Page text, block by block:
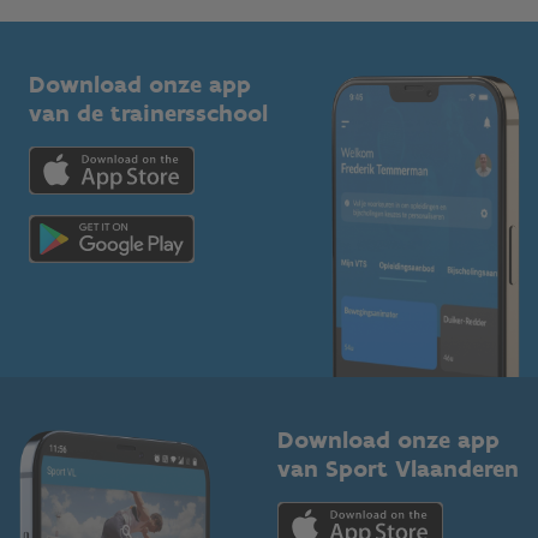
Bedrijven
Trainers en begeleiders
Topsporters
Vlaamse Trainersschool
Kennisplatform
Downloads
Voor de pers
Download onze app
van de trainersschool
Download onze app
van Sport Vlaanderen